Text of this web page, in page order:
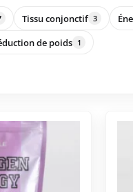
Tissu conjonctif 3
de poids 1